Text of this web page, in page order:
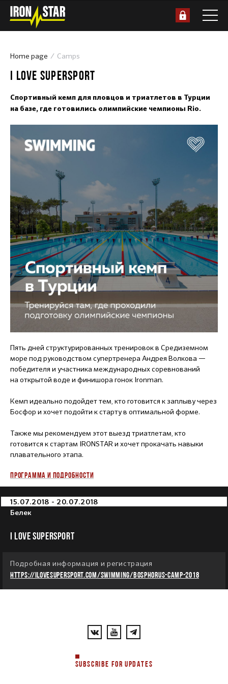
Home page Camps
I LOVE SUPERSPORT
Спортивный кемп для пловцов и триатлетов в Турции
на базе, где готовились олимпийские чемпионы Rio.
Пять дней структурированных тренировок в Средиземном
море под руководством супертренера Андрея Волкова —
победителя и участника международных соревнований
на открытой воде и финишора гонок Ironman.
Кемп идеально подойдет тем, кто готовится к заплыву через
Босфор и хочет подойти к старту в оптимальной форме.
Также мы рекомендуем этот выезд триатлетам, кто
готовится к стартам IRONSTAR и хочет прокачать навыки
плавательного этапа.
ПРОГРАММА И ПОДРОБНОСТИ
15.07.2018 - 20.07.2018
Белек
I LOVE SUPERSPORT
Подробная информация и регистрация
https://ilovesupersport.com/swimming/bosphorus-camp-2018
SUBSCRIBE FOR UPDATES